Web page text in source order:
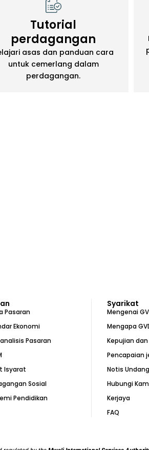
Tutorial
perdagangan
asas dan panduan cara
untuk cemerlang dalam
perdagangan.
Pasaran
Ekonomi
Pasaran
Isyarat
Sosial
Pendidikan
Syarikat
Mengenai
Mengapa
Kepujian
Pencapaian
Notis
Hubungi
Kerjaya
FAQ